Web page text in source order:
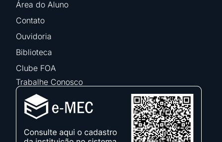
Área do Aluno
Contato
Ouvidoria
Biblioteca
Clube FOA
Trabalhe Conosco